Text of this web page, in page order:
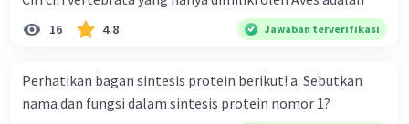
16 4.8 Jawaban terverifikasi
Perhatikan bagan sintesis protein berikut! a. Sebutkan
nama dan fungsi dalam sintesis protein nomor 1?